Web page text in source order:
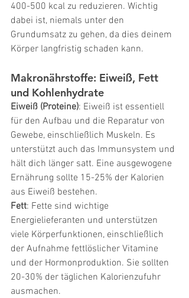
400-500 kcal zu reduzieren. Wichtig
dabei ist, niemals unter den
Grundumsatz zu gehen, da dies deinem
Körper langfristig schaden kann.
Makronährstoffe: Eiweiß, Fett
und Kohlenhydrate
Eiweiß (Proteine): Eiweiß ist essentiell
für den Aufbau und die Reparatur von
Gewebe, einschließlich Muskeln. Es
unterstützt auch das Immunsystem und
hält dich länger satt. Eine ausgewogene
Ernährung sollte 15-25% der Kalorien
aus Eiweiß bestehen.
Fett: Fette sind wichtige
Energielieferanten und unterstützen
viele Körperfunktionen, einschließlich
der Aufnahme fettlöslicher Vitamine
und der Hormonproduktion. Sie sollten
20-30% der täglichen Kalorienzufuhr
ausmachen.